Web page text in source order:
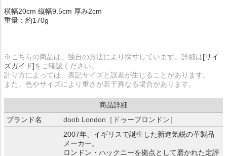
横幅20cm 縦幅9.5cm 厚み2cm
重量：約170g
※こちらの商品は、独自の方法により採寸しています。詳細は[サイ
ズガイド]をご確認ください。
計り方によっては、表記サイズと誤差が生じることがあります。
また、色やサイズにより重さが若干異なる場合があります。
商品詳細
ブランド名
doob London［ドゥーブロンドン］
2007年、イギリスで誕生した新進気鋭の革製品
メーカー。
ロンドン・ハックニーを拠点として磨かれた定評